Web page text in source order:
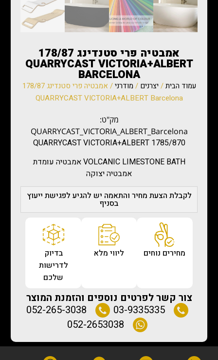
אמבטיה פרי סטנדינג 178/87
QUARRYCAST VICTORIA+ALBERT
BARCELONA
עמוד הבית/ יצרנים / מודרני
/ אמבטיה פרי סטנדינג 178/87
QUARRYCAST VICTORIA+ALBERT Barcelona
מק"ט:
QUARRYCAST_VICTORIA_ALBERT_Barcelona
1785/870 QUARRYCAST VICTORIA+ALBERT
VOLCANIC LIMESTONE BATH אמבטיה עומדת
אמבטיה יצוקה
לקבלת הצעת מחיר והתאמה יש להגיע לפגישת ייעוץ
בסניף
מחירים נוחים ליווי מלא
בדיוק
לדרישות
שלכם
צור קשר לפרטים נוספים והזמנת המוצר
03-9335335
052-265-3038
052-2653038